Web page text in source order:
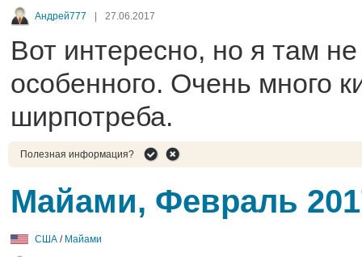
Андрей777 27.06.2017
Вот интересно, но я там
особенного. Очень много
ширпотреба.
Полезная информация?
Майами, Февраль
США / Майами